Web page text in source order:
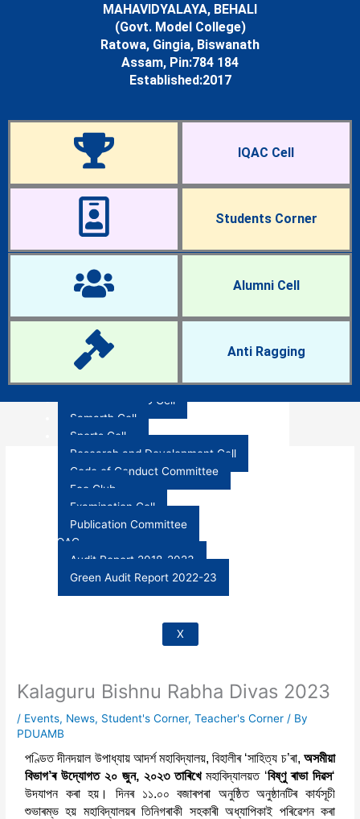
Mathematics Department
Physics Department
Statistics Department
Zoology Department
Education Department
English Department
History Department
Political Science Department
Sociology Department
Facilities
Cells & Committees
IQAC Cell
Women Cell
NCC and NSS
Career Guidance and Placement Cell
Research Cell
RTI Cell
Anti-Sexual Harassment Cell
ST-SC and OBC Cell
Samarth Cell
Sports Cell
Research and Development Cell
Code of Conduct Committee
Eco Club
Examination Cell
Publication Committee
IQAC
Audit Report 2018-2023
Green Audit Report 2022-23
X
MAHAVIDYALAYA, BEHALI
(Govt. Model College)
Ratowa, Gingia, Biswanath
Assam, Pin:784 184
Established:2017
IQAC Cell
Students Corner
Alumni Cell
Anti Ragging
Kalaguru Bishnu Rabha Divas 2023
/ Events, News, Student's Corner,Teacher's Corner / By
PDUAMB
পণ্ডিত দীনদয়াল উপাধ্যায় আদৰ্শ মহাবিদ্যালয়, বিহালীৰ ‘সাহিত্য চ’ৰা, অসমীয়া
বিভাগ’ৰ উদ্যোগত ২০ জুন, ২০২৩ তাৰিখেমহাবিদ্যালয়ত ‘বিষ্ণু ৰাভা দিৱস‘
উদযাপন কৰা হয়। দিনৰ ১১.০০ বজাৰপৰা অনুষ্ঠিত অনুষ্ঠানটিৰ কাৰ্যসূচী
শুভাৰম্ভ হয় মহাবিদ্যালয়ৰ তিনিগৰাকী সহকাৰী অধ্যাপিকাই পৰিৱেশন কৰা